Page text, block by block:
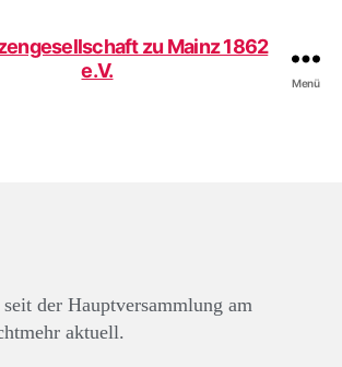
Menü
der Hauptversammlung am
aktuell.